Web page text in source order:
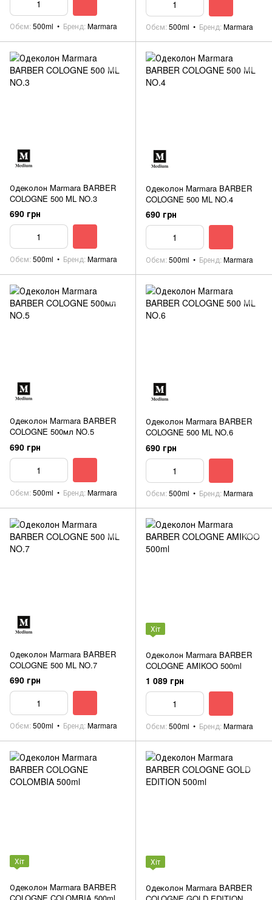
Обєм 500ml Бренд Marmara Обєм 500ml Бренд Marmara
Одеколон Marmara BARBER
COLOGNE 500 ML NO.3
690 грн
Обєм 500ml Бренд Marmara
Одеколон Marmara BARBER
COLOGNE 500 ML NO.4
690 грн
Обєм 500ml Бренд Marmara
Одеколон Marmara BARBER
COLOGNE 500мл NO.5
690 грн
Обєм 500ml Бренд Marmara
Одеколон Marmara BARBER
COLOGNE 500 ML NO.6
690 грн
Обєм 500ml Бренд Marmara
Одеколон Marmara BARBER
COLOGNE 500 ML NO.7
690 грн
Обєм 500ml Бренд Marmara
Хіт
Одеколон Marmara BARBER
COLOGNE AMIKOO 500ml
1 089 грн
Обєм 500ml Бренд Marmara
Хіт
Одеколон Marmara BARBER
Хіт
Одеколон Marmara BARBER